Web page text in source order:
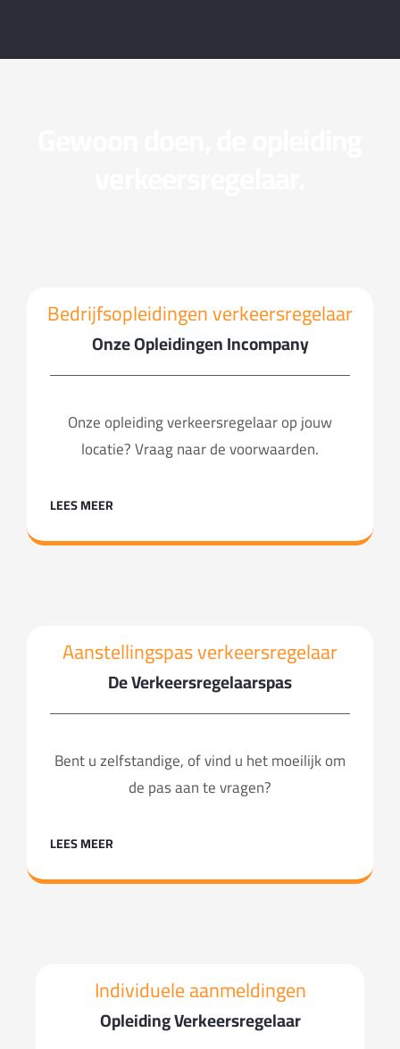
Bedrijfsopleidingen verkeersregelaar
Onze Opleidingen Incompany
Onze opleiding verkeersregelaar op jouw
locatie? Vraag naar de voorwaarden.
LEES MEER
Aanstellingspas verkeersregelaar
De Verkeersregelaarspas
Bent u zelfstandige, of vind u het moeilijk om
de pas aan te vragen?
LEES MEER
Individuele aanmeldingen
Opleiding Verkeersregelaar